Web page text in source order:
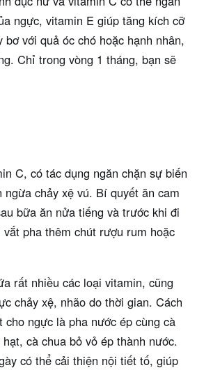
ngực, vitamin E giúp tăng kích cỡ
bơ với quả óc chó hoặc hạnh nhân,
Chỉ trong vòng 1 tháng, bạn sẽ
C, có tác dụng ngăn chặn sự biến
ngừa chảy xệ vú. Bí quyết ăn cam
bữa ăn nửa tiếng và trước khi đi
pha thêm chút rượu rum hoặc
rất nhiều các loại vitamin, cũng
chảy xệ, nhão do thời gian. Cách
cho ngực là pha nước ép cùng cà
cà chua bỏ vỏ ép thành nước.
có thể cải thiện nội tiết tố, giúp